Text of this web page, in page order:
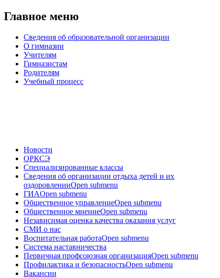
Главное меню
Сведения об образовательной организации
О гимназии
Учителям
Гимназистам
Родителям
Учебный процесс
Новости
ОРКСЭ
Специализированные классы
Сведения об организации отдыха детей и их
оздоровленииOpen submenu
ГИАOpen submenu
Общественное управлениеOpen submenu
Общественное мнениеOpen submenu
Независимая оценка качества оказания услуг
СМИ о нас
Воспитательная работаOpen submenu
Система наставничества
Первичная профсоюзная организацияOpen submenu
Профилактика и безопасностьOpen submenu
Вакансии